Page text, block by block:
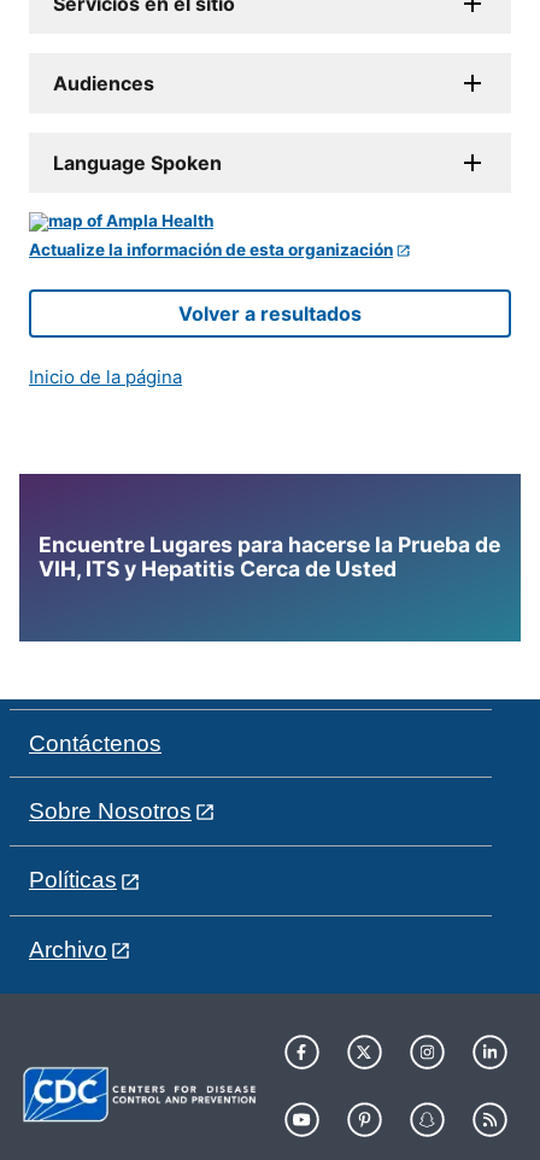
Audiences
Language Spoken
Actualize la información de esta organización
Volver a resultados
Inicio de la página
Encuentre Lugares para hacerse la Prueba de
VIH, ITS y Hepatitis Cerca de Usted
Contáctenos
Sobre Nosotros
Políticas
Archivo